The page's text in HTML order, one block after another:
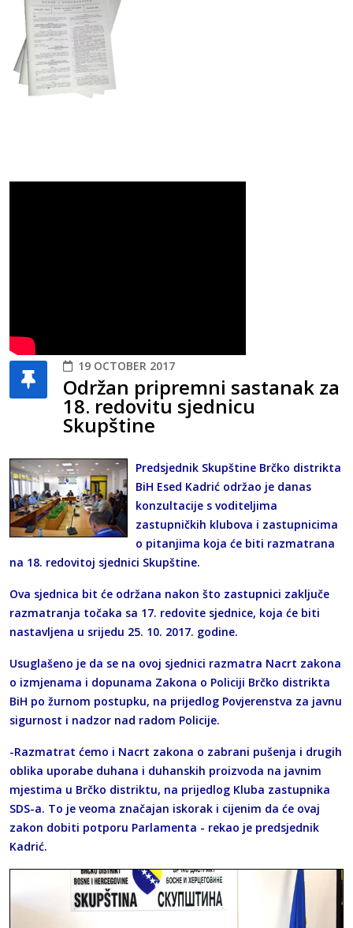
19 OCTOBER 2017
Održan pripremni sastanak za
18. redovitu sjednicu
Skupštine
Predsjednik Skupštine Brčko distrikta
BiH Esed Kadrić održao je danas
konzultacije s voditeljima
zastupničkih klubova i zastupnicima
o pitanjima koja će biti razmatrana
na 18. redovitoj sjednici Skupštine.
Ova sjednica bit će održana nakon što zastupnici zaključe
razmatranja točaka sa 17. redovite sjednice, koja će biti
nastavljena u srijedu 25. 10. 2017. godine.
Usuglašeno je da se na ovoj sjednici razmatra Nacrt zakona
o izmjenama i dopunama Zakona o Policiji Brčko distrikta
BiH po žurnom postupku, na prijedlog Povjerenstva za javnu
sigurnost i nadzor nad radom Policije.
-Razmatrat ćemo i Nacrt zakona o zabrani pušenja i drugih
oblika uporabe duhana i duhanskih proizvoda na javnim
mjestima u Brčko distriktu, na prijedlog Kluba zastupnika
SDS-a. To je veoma značajan iskorak i cijenim da će ovaj
zakon dobiti potporu Parlamenta - rekao je predsjednik
Kadrić.